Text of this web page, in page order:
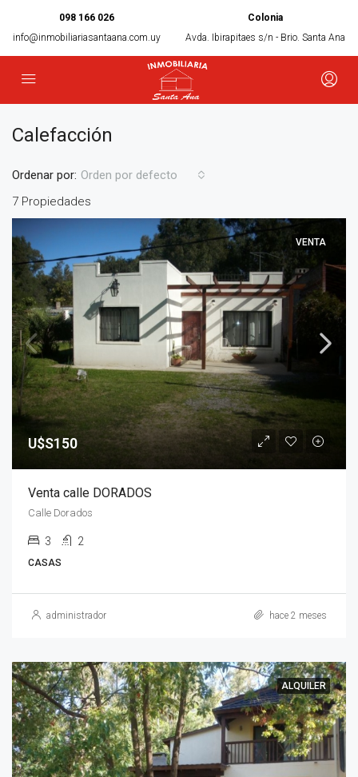
098 166 026
info@inmobiliariasantaana.com.uy
Colonia
Avda. Ibirapitaes s/n - Brio. Santa Ana
Calefacción
7 Propiedades
Ordenar por: Orden por defecto
VENTA
U$S150
Venta calle DORADOS
Calle Dorados
3 2
CASAS
administrador hace 2 meses
ALQUILER